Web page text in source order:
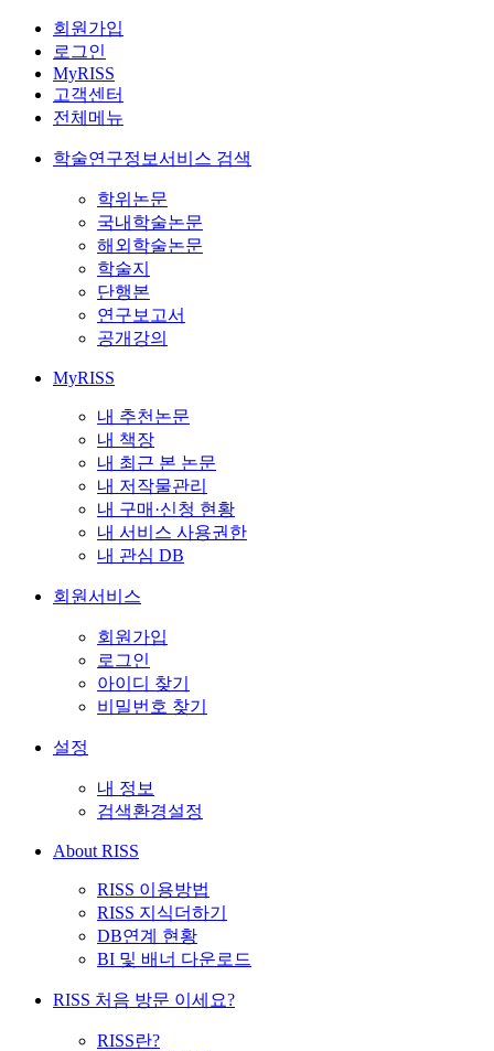
회원가입
로그인
MyRISS
고객센터
전체메뉴
학술연구정보서비스 검색
학위논문
국내학술논문
해외학술논문
학술지
단행본
연구보고서
공개강의
MyRISS
내 추천논문
내 책장
내 최근 본 논문
내 저작물관리
내 구매·신청 현황
내 서비스 사용권한
내 관심 DB
회원서비스
회원가입
로그인
아이디 찾기
비밀번호 찾기
설정
내 정보
검색환경설정
About RISS
RISS 이용방법
RISS 지식더하기
DB연계 현황
BI 및 배너 다운로드
RISS 처음 방문 이세요?
RISS란?